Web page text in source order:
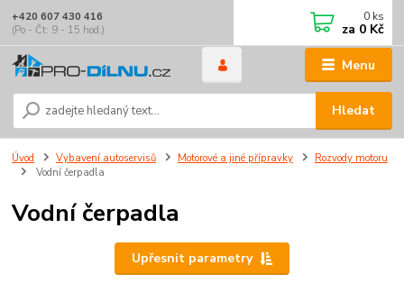
Menu
Hledat
+420 607 430 416
(Po - Čt: 9 - 15 hod.)
0 ks
za 0 Kč
Úvod Vybavení autoservisů Motorové a jiné přípravky
Rozvody motoru
Vodní čerpadla
Vodní čerpadla
Upřesnit parametry